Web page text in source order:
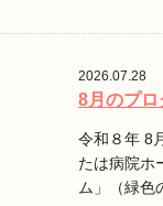
2026.07.28
8月のプロ
令和８年 8
たは病院ホ
ム」（緑